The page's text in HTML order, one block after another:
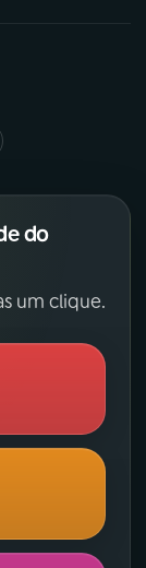
do
um clique.